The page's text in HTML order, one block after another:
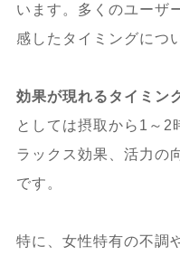
います。多くのユーザ
感したタイミングにつ
効果が現れるタイミン
としては摂取から1～2
ラックス効果、活力の
です。
特に、女性特有の不調